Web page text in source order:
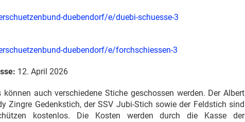
duebendorf/e/duebi-schuesse-3
duebendorf/e/forchschiessen-3
12. April 2026
auch verschiedene Stiche geschossen werden. Der Albert
Zingre Gedenkstich, der SSV Jubi-Stich sowie der Feldstich sind
kostenlos. Die Kosten werden durch die Kasse der